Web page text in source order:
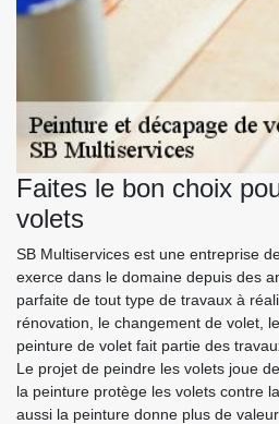
Faites le bon choix
volets
SB Multiservices est une entreprise
exerce dans le domaine depuis des
parfaite de tout type de travaux à
rénovation, le changement de volet,
peinture de volet fait partie des
Le projet de peindre les volets joue
la peinture protège les volets contre
aussi la peinture donne plus de